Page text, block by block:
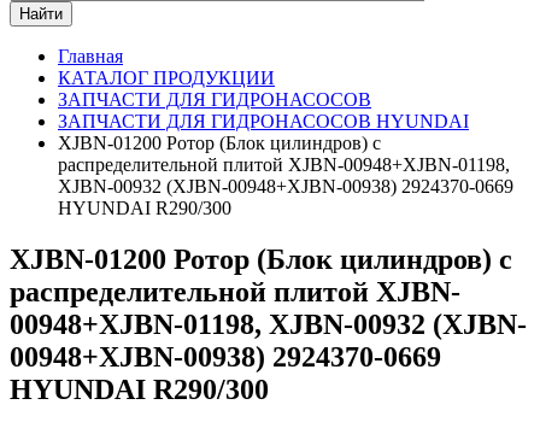
Найти
Главная
КАТАЛОГ ПРОДУКЦИИ
ЗАПЧАСТИ ДЛЯ ГИДРОНАСОСОВ
ЗАПЧАСТИ ДЛЯ ГИДРОНАСОСОВ HYUNDAI
XJBN-01200 Ротор (Блок цилиндров) с
распределительной плитой XJBN-00948+XJBN-01198,
XJBN-00932 (XJBN-00948+XJBN-00938) 2924370-0669
HYUNDAI R290/300
XJBN-01200 Ротор (Блок цилиндров) с
распределительной плитой XJBN-
00948+XJBN-01198, XJBN-00932 (XJBN-
00948+XJBN-00938) 2924370-0669
HYUNDAI R290/300